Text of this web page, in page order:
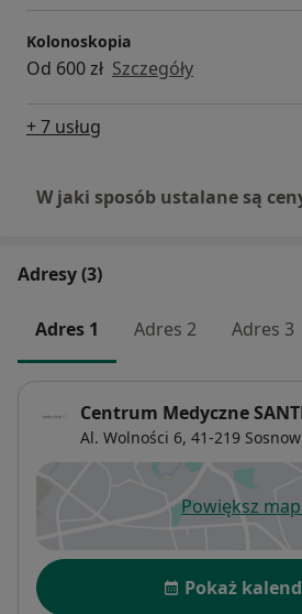
Kolonoskopia
Od 600 zł Szczegóły
+ 7 usług
W jaki sposób ustalane są
Adresy (3)
Adres 1 Adres 2 Adres 3
Centrum Medyczne
Al. Wolności 6, 41-219
Powiększ
Dostępność
Pokaż